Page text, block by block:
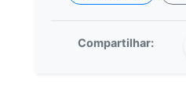
Compartilhar: